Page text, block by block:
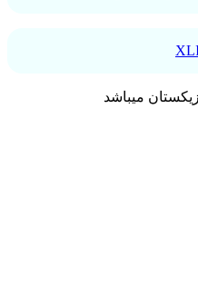
میباشد